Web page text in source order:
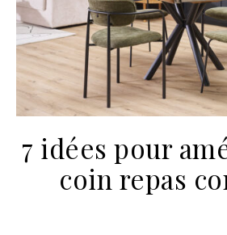
7 idées pour
coin repas